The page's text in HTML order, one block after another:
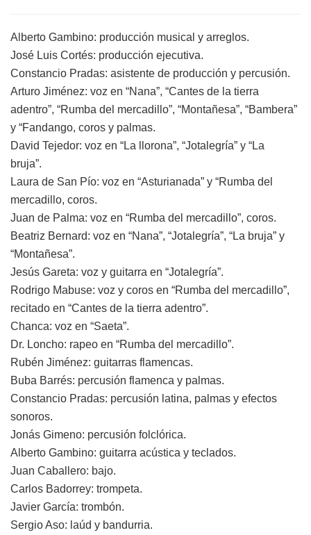
Alberto Gambino: producción musical y arreglos.
José Luis Cortés: producción ejecutiva.
Constancio Pradas: asistente de producción y percusión.
Arturo Jiménez: voz en “Nana”, “Cantes de la tierra
adentro”, “Rumba del mercadillo”, “Montañesa”, “Bambera”
y “Fandango, coros y palmas.
David Tejedor: voz en “La llorona”, “Jotalegría” y “La
bruja”.
Laura de San Pío: voz en “Asturianada” y “Rumba del
mercadillo, coros.
Juan de Palma: voz en “Rumba del mercadillo”, coros.
Beatriz Bernard: voz en “Nana”, “Jotalegría”, “La bruja” y
“Montañesa”.
Jesús Gareta: voz y guitarra en “Jotalegría”.
Rodrigo Mabuse: voz y coros en “Rumba del mercadillo”,
recitado en “Cantes de la tierra adentro”.
Chanca: voz en “Saeta”.
Dr. Loncho: rapeo en “Rumba del mercadillo”.
Rubén Jiménez: guitarras flamencas.
Buba Barrés: percusión flamenca y palmas.
Constancio Pradas: percusión latina, palmas y efectos
sonoros.
Jonás Gimeno: percusión folclórica.
Alberto Gambino: guitarra acústica y teclados.
Juan Caballero: bajo.
Carlos Badorrey: trompeta.
Javier García: trombón.
Sergio Aso: laúd y bandurria.